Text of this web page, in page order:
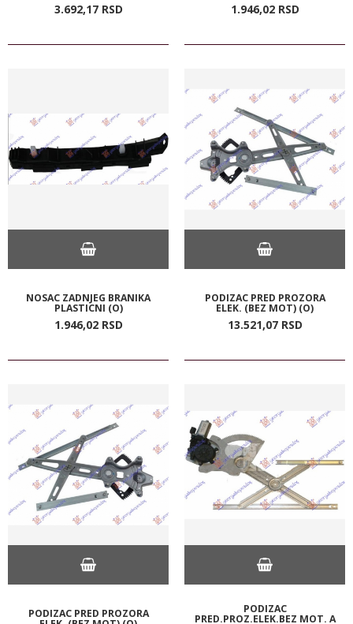
3.692,17 RSD 1.946,02 RSD
NOSAC ZADNJEG BRANIKA
PLASTICNI (O)
1.946,02 RSD
PODIZAC PRED PROZORA
ELEK. (BEZ MOT) (O)
13.521,07 RSD
PODIZAC PRED PROZORA PODIZAC
PRED.PROZ.ELEK.BEZ MOT. A